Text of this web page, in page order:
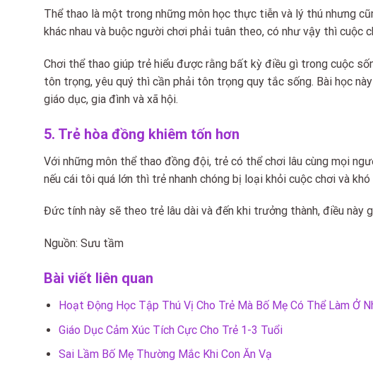
Thể thao là một trong những môn học thực tiễn và lý thú nhưng
khác nhau và buộc người chơi phải tuân theo, có như vậy thì cuộc
Chơi thể thao giúp trẻ hiểu được rằng bất kỳ điều gì trong cuộc
tôn trọng, yêu quý thì cần phải tôn trọng quy tắc sống. Bài học
giáo dục, gia đình và xã hội.
5. Trẻ hòa đồng khiêm tốn hơn
Với những môn thể thao đồng đội, trẻ có thể chơi lâu cùng mọi
nếu cái tôi quá lớn thì trẻ nhanh chóng bị loại khỏi cuộc chơi và
Đức tính này sẽ theo trẻ lâu dài và đến khi trưởng thành, điều này
Nguồn: Sưu tầm
Bài viết liên quan
Hoạt Động Học Tập Thú Vị Cho Trẻ Mà Bố Mẹ Có Thể Làm Ở
Giáo Dục Cảm Xúc Tích Cực Cho Trẻ 1-3 Tuổi
Sai Lầm Bố Mẹ Thường Mắc Khi Con Ăn Vạ